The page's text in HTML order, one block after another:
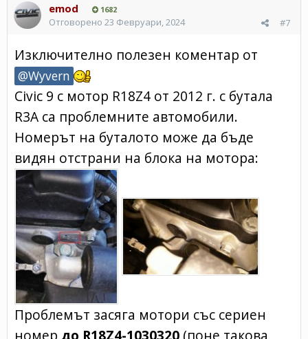
emod 1682
#7
Отговорено 23 Февруари, 2024
Изключително полезен коментар от
@Wyvern
Civic 9 с мотор R18Z4 от 2012 г. с бутала
R3A са проблемните автомобили.
Номерът на буталото може да бъде
видян отстрани на блока на мотора:
Проблемът засяга мотори със сериен